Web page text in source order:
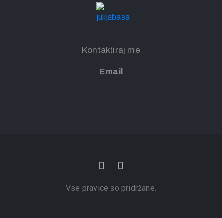
Kontaktiraj me
Email
Vse pravice so pridržane.